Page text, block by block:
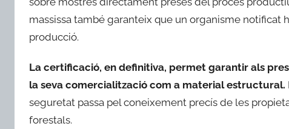
massissa també garanteix que un organisme notificat
producció.
La certificació, en definitiva, permet garantir als
la seva comercialització com a material estructural.
seguretat passa pel coneixement precís de les
forestals.